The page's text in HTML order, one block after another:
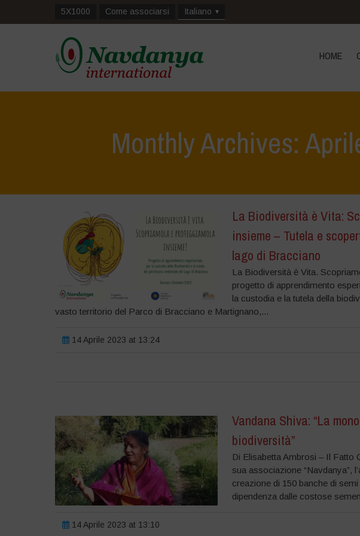
5X1000 Come associarsi Italiano
HOME
Monthly Archives:
La Biodiversità è Vita:
insieme – Tutela e
lago di Bracciano
La Biodiversità è Vita.
progetto di apprendimento
la custodia e la tutela della
vasto territorio del Parco di Bracciano e Martignano,...
14 Aprile 2023 at 13:24
Vandana Shiva: “La
biodiversità”
Di Elisabetta Ambrosi – Il Fatto
sua associazione “Navdanya”,
creazione di 150 banche di
dipendenza dalle costose
14 Aprile 2023 at 13:10